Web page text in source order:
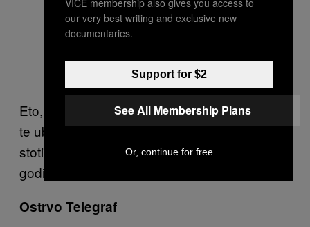
Eto, hodaš netaknutom prirodom i odjednom
te ubije olujni grad. To se izgleda desilo
stotinama nesrećnih Indijaca pre oko hiljadu
godina. Lepo sanjaj.
Ostrvo Telegraf
our very best writing and exclusive new
documentaries.
Support for $2
See All Membership Plans
Or, continue for free